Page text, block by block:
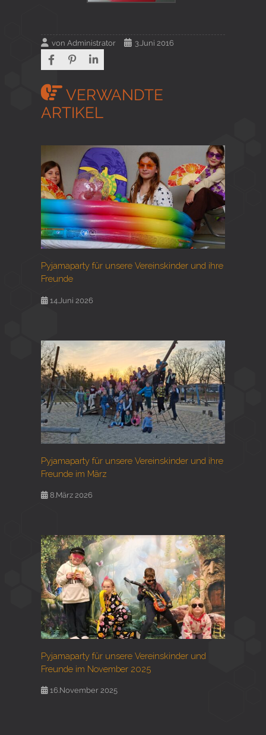
von Administrator 3.Juni 2016
VERWANDTE
ARTIKEL
Pyjamaparty für unsere Vereinskinder und ihre
Freunde
14.Juni 2026
Pyjamaparty für unsere Vereinskinder und ihre
Freunde im März
8.März 2026
Pyjamaparty für unsere Vereinskinder und
Freunde im November 2025
16.November 2025